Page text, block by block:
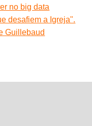
no big data
desafiem a Igreja".
Guillebaud